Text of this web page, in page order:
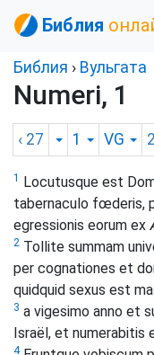
Библия
Библия › Вульгата
Numeri, 1
‹ 27 1 VG 2
1
Locutusque est
tabernaculo fœderis,
egressionis eorum
2 Tollite summam
per cognationes et
quidquid sexus est
3 a vigesimo anno et
Israël, et numerabitis
4